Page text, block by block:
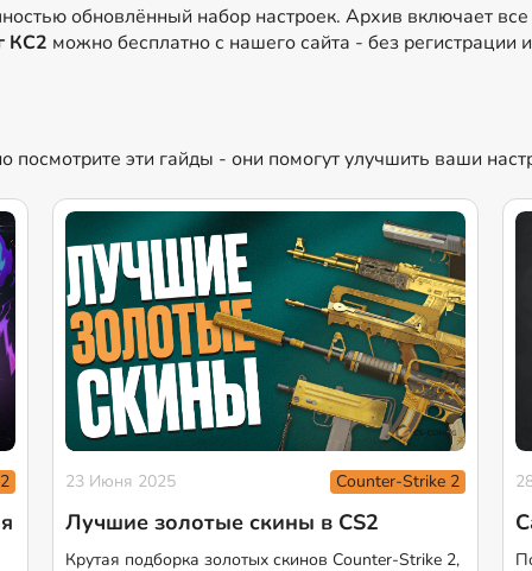
обновлённый набор настроек. Архив включает
КС2 можно бесплатно с нашего сайта - без регистрации
посмотрите эти гайды - они помогут улучшить ваши
23 Июня 2025 Counter-Strike 2
Лучшие золотые скины в CS2
Крутая подборка золотых скинов Counter-Strike 2,